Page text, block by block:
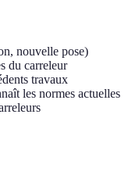
nouvelle pose)
du carreleur
travaux
les normes actuelles